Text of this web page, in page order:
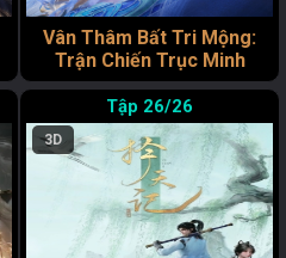
Vân Thâm Bất Tri Mộng:
Trận Chiến Trục Minh
26/26
3D